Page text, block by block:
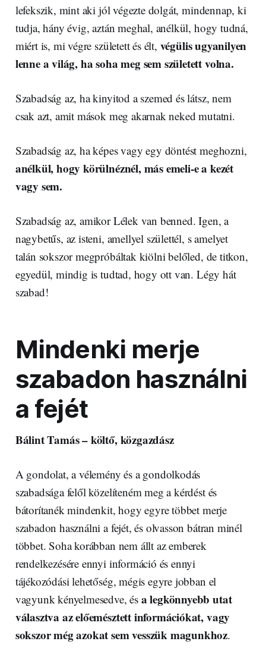
lefekszik, mint aki jól végezte dolgát, mindennap, ki
tudja, hány évig, aztán meghal, anélkül, hogy tudná,
miért is, mi végre született és élt, végülis ugyanilyen
lenne a világ, ha soha meg sem született volna.
Szabadság az, ha kinyitod a szemed és látsz, nem
csak azt, amit mások meg akarnak neked mutatni.
Szabadság az, ha képes vagy egy döntést meghozni,
anélkül, hogy körülnéznél, más emeli-e a kezét
vagy sem.
Szabadság az, amikor Lélek van benned. Igen, a
nagybetűs, az isteni, amellyel születtél, s amelyet
talán sokszor megpróbáltak kiölni belőled, de titkon,
egyedül, mindig is tudtad, hogy ott van. Légy hát
szabad!
Mindenki merje
szabadon használni
a fejét
Bálint Tamás – költő, közgazdász
A gondolat, a vélemény és a gondolkodás
szabadsága felől közelíteném meg a kérdést és
bátorítanék mindenkit, hogy egyre többet merje
szabadon használni a fejét, és olvasson bátran minél
többet. Soha korábban nem állt az emberek
rendelkezésére ennyi információ és ennyi
tájékozódási lehetőség, mégis egyre jobban el
vagyunk kényelmesedve, és a legkönnyebb utat
választva az előemésztett információkat, vagy
sokszor még azokat sem vesszük magunkhoz.